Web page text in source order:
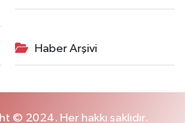
Haber Arşivi
© 2024. Her hakkı saklıdır.